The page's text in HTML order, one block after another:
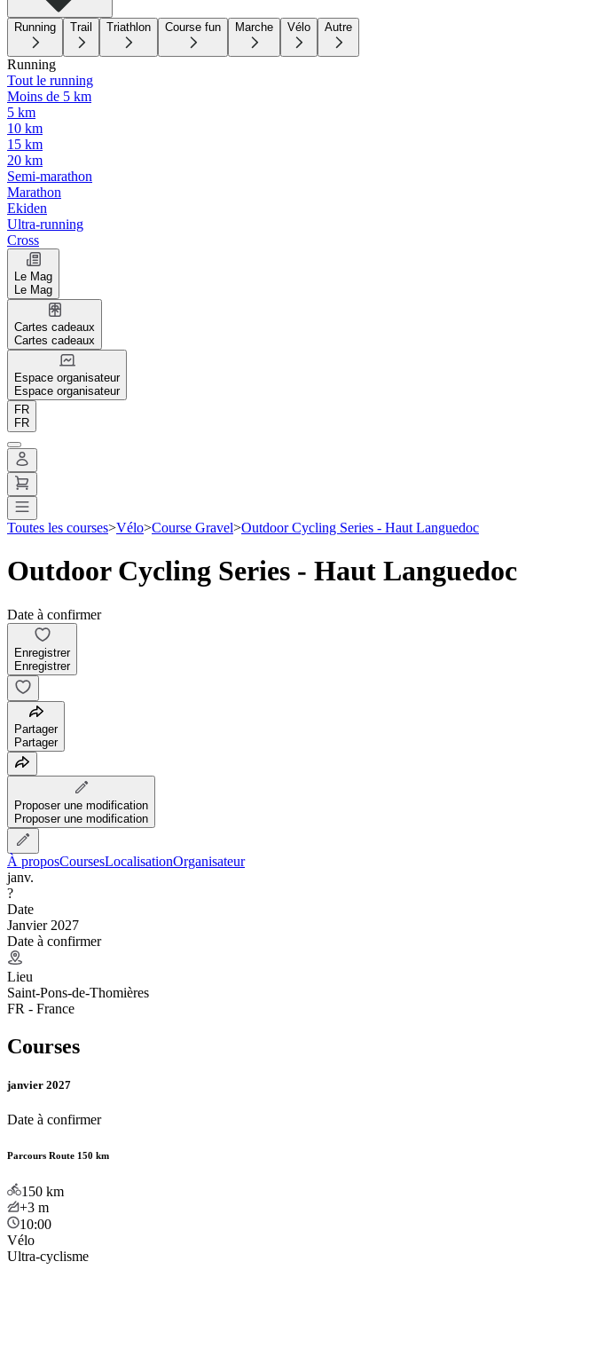
Running Trail Triathlon Course fun Marche Vélo Autre
Running
Tout le running
Moins de 5 km
5 km
10 km
15 km
20 km
Semi-marathon
Marathon
Ekiden
Ultra-running
Cross
Le Mag
Le Mag
Cartes cadeaux
Cartes cadeaux
Espace organisateur
Espace organisateur
FR
FR
Toutes les courses>Vélo>Course Gravel>Outdoor Cycling Series - Haut Languedoc
Outdoor Cycling Series - Haut Languedoc
Date à confirmer
Enregistrer
Enregistrer
Partager
Partager
Proposer une modification
Proposer une modification
À proposCoursesLocalisationOrganisateur
janv.
?
Date
Janvier 2027
Date à confirmer
Lieu
Saint-Pons-de-Thomières
FR - France
Courses
janvier 2027
Date à confirmer
Parcours Route 150 km
150 km
+3 m
10:00
Vélo
Ultra-cyclisme